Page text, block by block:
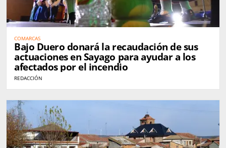
COMARCAS
Bajo Duero donará la recaudación de sus
actuaciones en Sayago para ayudar a los
afectados por el incendio
REDACCIÓN